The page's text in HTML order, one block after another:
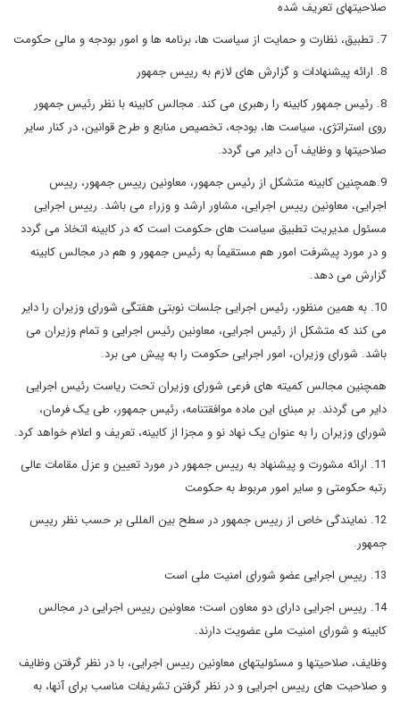
صلاحیتهای تعریف شده
7. تطبیق، نظارت و حمایت از سیاست ها، برنامه ها و امور بودجه و مالی حکومت
8. ارائه پیشنهادات و گزارش های لازم به رییس جمهور
8. رئیس جمهور کابینه را رهبری می کند. مجالس کابینه با نظر رئیس جمهور
روی استراتژی، سیاست ها، بودجه، تخصیص منابع و طرح قوانین، در کنار سایر
صلاحیتها و وظایف آن دایر می گردد.
9.همچنین کابینه متشکل از رئیس جمهور، معاونین رییس جمهور، رییس
اجرایی، معاونین رییس اجرایی، مشاور ارشد و وزراء می باشد. رییس اجرایی
مسئول مدیریت تطبیق سیاست های حکومت است که در کابینه اتخاذ می گردد
و در مورد پیشرفت امور هم مستقیماً به رئیس جمهور و هم در مجالس کابینه
گزارش می دهد.
10. به همین منظور، رئیس اجرایی جلسات نوبتی هفتگی شورای وزیران را دایر
می کند که متشکل از رئیس اجرایی، معاونین رئیس اجرایی و تمام وزیران می
باشد. شورای وزیران، امور اجرایی حکومت را به پیش می برد.
همچنین مجالس کمیته های فرعی شورای وزیران تحت ریاست رئیس اجرایی
دایر می گردند. بر مبنای این ماده موافقتنامه، رئیس جمهور، طی یک فرمان،
شورای وزیران را به عنوان یک نهاد نو و مجزا از کابینه، تعریف و اعلام خواهد کرد.
11. ارائه مشورت و پیشنهاد به رییس جمهور در مورد تعیین و عزل مقامات عالی
رتبه حکومتی و سایر امور مربوط به حکومت
12. نمایندگی خاص از رییس جمهور در سطح بین المللی بر حسب نظر رییس
جمهور.
13. رییس اجرایی عضو شورای امنیت ملی است
14. رییس اجرایی دارای دو معاون است؛ معاونین رییس اجرایی در مجالس
کابینه و شورای امنیت ملی عضویت دارند.
وظایف، صلاحیتها و مسئولیتهای معاونین رییس اجرایی، با در نظر گرفتن وظایف
و صلاحیت های رییس اجرایی و در نظر گرفتن تشریفات مناسب برای آنها، به